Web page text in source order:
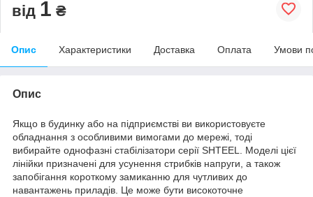
від 1 ₴
Опис Характеристики Доставка Оплата Умови
Опис
Якщо в будинку або на підприємстві ви використовуєте
обладнання з особливими вимогами до мережі, тоді
вибирайте однофазні стабілізатори серії SHTEEL. Моделі цієї
лінійки призначені для усунення стрибків напруги, а також
запобігання короткому замиканню для чутливих до
навантажень приладів. Це може бути високоточне